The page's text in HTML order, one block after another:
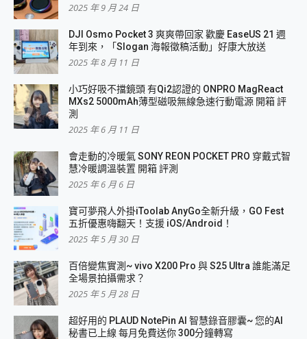
2025 年 9 月 24 日
DJI Osmo Pocket 3 爽爽帶回家 歡慶 EaseUS 21 週
年到來，「Slogan 海報徵稿活動」好康大放送
2025 年 8 月 11 日
小巧好吸不擋鏡頭 有Qi2認證的 ONPRO MagReact
MXs2 5000mAh薄型磁吸無線急速行動電源 開箱 評
測
2025 年 6 月 11 日
會走動的冷暖氣 SONY REON POCKET PRO 穿戴式智
慧冷暖調溫裝置 開箱 評測
2025 年 6 月 6 日
寶可夢飛人外掛iToolab AnyGo全新升級，GO Fest
五折優惠嗨翻天！支援 iOS/Android！
2025 年 5 月 30 日
百倍變焦實測~ vivo X200 Pro 與 S25 Ultra 誰能滿足
全場景拍攝需求？
2025 年 5 月 28 日
超好用的 PLAUD NotePin AI 智慧錄音膠囊~ 您的AI
秘書已上線 每月免費送你 300分鐘轉寫